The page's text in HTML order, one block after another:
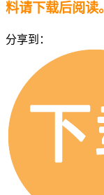
料请下载后阅读。
分享到：